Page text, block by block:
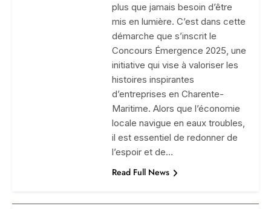
plus que jamais besoin d’être
mis en lumière. C’est dans cette
démarche que s’inscrit le
Concours Émergence 2025, une
initiative qui vise à valoriser les
histoires inspirantes
d’entreprises en Charente-
Maritime. Alors que l’économie
locale navigue en eaux troubles,
il est essentiel de redonner de
l’espoir et de…
Read Full News